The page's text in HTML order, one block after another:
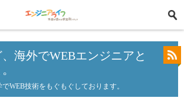
海外でWEBエンジニアと
WEB技術をもぐもぐしております。